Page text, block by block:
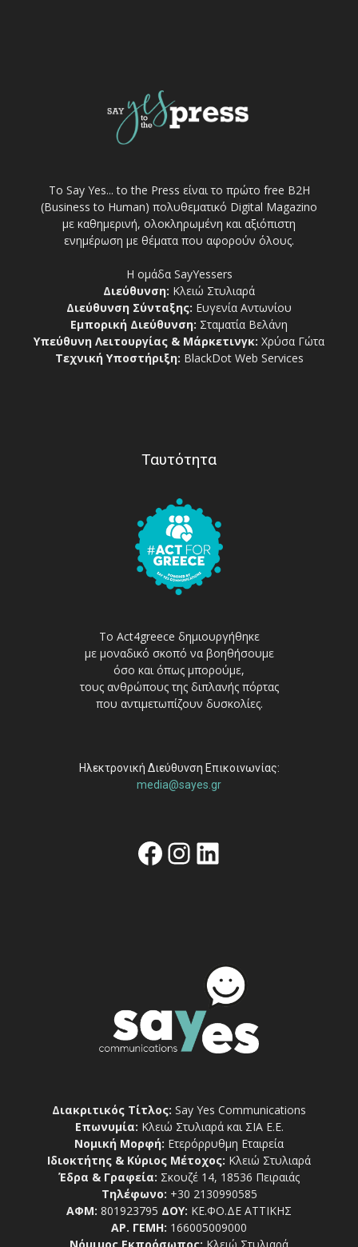
Το Say Yes... to the Press είναι το πρώτο free Β2Η
(Business to Human) πολυθεματικό Digital Magazino
με καθημερινή, ολοκληρωμένη και αξιόπιστη
ενημέρωση με θέματα που αφορούν όλους.
Η ομάδα SayYessers
Διεύθυνση: Κλειώ Στυλιαρά
Διεύθυνση Σύνταξης: Ευγενία Αντωνίου
Εμπορική Διεύθυνση: Σταματία Βελάνη
Υπεύθυνη Λειτουργίας & Μάρκετινγκ: Χρύσα Γώτα
Τεχνική Υποστήριξη: BlackDot Web Services
Ταυτότητα
Το Act4greece δημιουργήθηκε
με μοναδικό σκοπό να βοηθήσουμε
όσο και όπως μπορούμε,
τους ανθρώπους της διπλανής πόρτας
που αντιμετωπίζουν δυσκολίες.
Ηλεκτρονική Διεύθυνση Επικοινωνίας:
media@sayes.gr
Facebook
Instagram
Linkedin
Διακριτικός Τίτλος: Say Yes Communications
Επωνυμία: Κλειώ Στυλιαρά και ΣΙΑ Ε.Ε.
Νομική Μορφή: Ετερόρρυθμη Εταιρεία
Ιδιοκτήτης & Κύριος Μέτοχος: Κλειώ Στυλιαρά
Έδρα & Γραφεία: Σκουζέ 14, 18536 Πειραιάς
Τηλέφωνο: +30 2130990585
ΑΦΜ: 801923795 ΔΟΥ: ΚΕ.ΦΟ.ΔΕ ΑΤΤΙΚΗΣ
ΑΡ. ΓΕΜΗ: 166005009000